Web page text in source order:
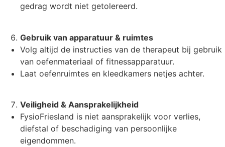
gedrag wordt niet getolereerd.
Gebruik van apparatuur & ruimtes
Volg altijd de instructies van de therapeut bij gebruik
van oefenmateriaal of fitnessapparatuur.
Laat oefenruimtes en kleedkamers netjes achter.
Veiligheid & Aansprakelijkheid
FysioFriesland is niet aansprakelijk voor verlies,
diefstal of beschadiging van persoonlijke
eigendommen.